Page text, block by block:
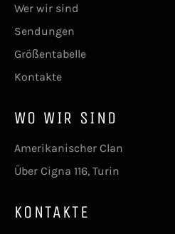
Wer wir sind
Sendungen
Größentabelle
Kontakte
WO WIR SIND
Amerikanischer Clan
Über Cigna 116, Turin
KONTAKTE